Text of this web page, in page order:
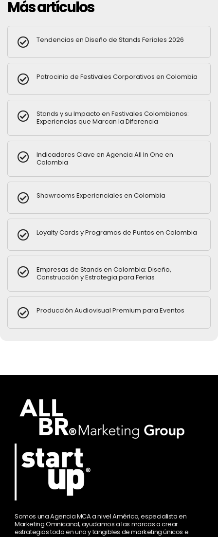
Más artículos
Tendencias en Diseño de Stands Feriales 2026
Patrocinio de Festivales Corporativos en Colombia
Stands y su Impacto en Festivales Colombianos:
Experiencias que Marcan la Diferencia
Indicadores Clave en Agencia All In One en
Colombia
Showrooms Experienciales en Colombia
Loyalty Cards y Programas de Puntos en Colombia
Empresas de Stands en Colombia: Diseño,
Construcción y Estrategia para Ferias
Producción Audiovisual Premium para Eventos
Somos una Agencia MCA a nivel América, especialista en
Marketing Omnicanal, ayudamos a las marcas a crear
estrategias todo en uno y tangibles de marketing únicos e